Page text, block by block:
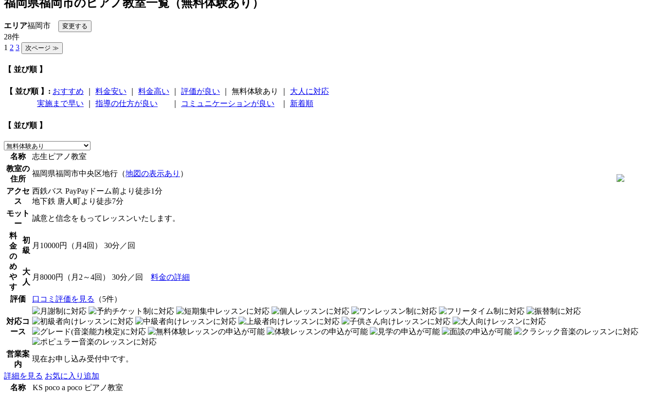
福岡県福岡市のピアノ教室一覧（無料体験あり）
エリア福岡市
28件
1 2 3
【 並び順 】
【 並び順 】: おすすめ 料金安い 料金高い 評価が良い 無料体験あり
大人に対応
実施まで早い
指導の仕方が良い コミュニケーションが良い 新着順
【 並び順 】
名称
志生ピアノ教室
教室の
住所
福岡県福岡市中央区地行（地図の表示あり ）
アクセ
ス
西鉄バス PayPayドーム前より徒歩1分
地下鉄 唐人町より徒歩7分
モット
ー
誠意と信念をもってレッスンいたします。
料
金
の
め
や
す
初
級
月10000円（月4回） 30分／回
大
人
月8000円（月2～4回） 30分／回 料金の詳細
評価 口コミ評価を見る （5件）
対応コ
ース
営業案
内
現在お申し込み受付中です。
詳細を見る お気に入り追加
名称
KS poco a poco ピアノ教室